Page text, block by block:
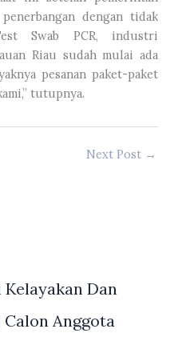
dengan tidak
Swab PCR, industri
Riau sudah mulai ada
pesanan paket-paket
tutupnya.
Next Post →
Dan
Anggota